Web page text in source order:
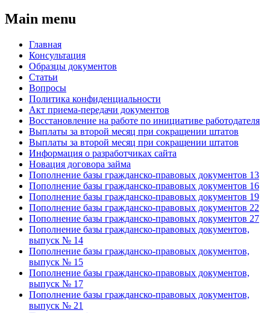
Main menu
Главная
Консультация
Образцы документов
Статьи
Вопросы
Политика конфиденциальности
Акт приема-передачи документов
Восстановление на работе по инициативе работодателя
Выплаты за второй месяц при сокращении штатов
Выплаты за второй месяц при сокращении штатов
Информация о разработчиках сайта
Новация договора займа
Пополнение базы гражданско-правовых документов 13
Пополнение базы гражданско-правовых документов 16
Пополнение базы гражданско-правовых документов 19
Пополнение базы гражданско-правовых документов 22
Пополнение базы гражданско-правовых документов 27
Пополнение базы гражданско-правовых документов,
выпуск № 14
Пополнение базы гражданско-правовых документов,
выпуск № 15
Пополнение базы гражданско-правовых документов,
выпуск № 17
Пополнение базы гражданско-правовых документов,
выпуск № 21